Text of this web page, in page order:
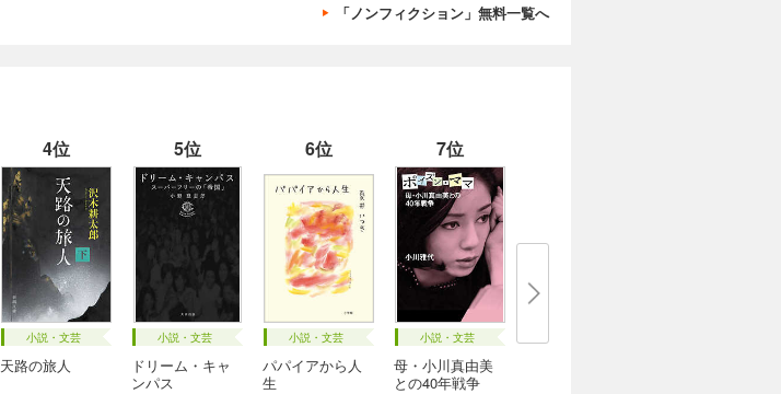
「ノンフィクション」無料一覧へ
4位
小説・文芸
天路の旅人
5位
小説・文芸
ドリーム・キャ
ンパス
6位
小説・文芸
パパイアから人
生
7位
小説・文芸
母・小川真由美
との40年戦争